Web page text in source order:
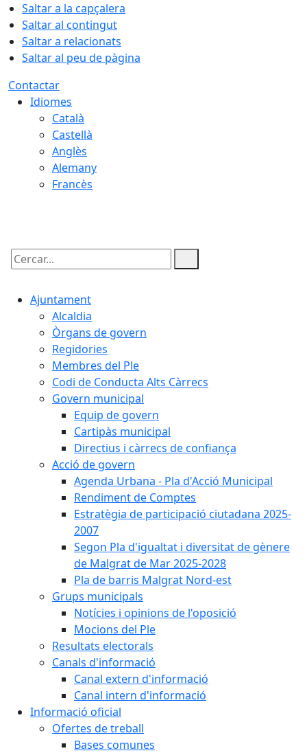
Saltar a la capçalera
Saltar al contingut
Saltar a relacionats
Saltar al peu de pàgina
Contactar
Idiomes
Català
Castellà
Anglès
Alemany
Francès
Cercar:
Ajuntament
Alcaldia
Òrgans de govern
Regidories
Membres del Ple
Codi de Conducta Alts Càrrecs
Govern municipal
Equip de govern
Cartipàs municipal
Directius i càrrecs de confiança
Acció de govern
Agenda Urbana - Pla d'Acció Municipal
Rendiment de Comptes
Estratègia de participació ciutadana 2025-
2007
Segon Pla d'igualtat i diversitat de gènere
de Malgrat de Mar 2025-2028
Pla de barris Malgrat Nord-est
Grups municipals
Notícies i opinions de l'oposició
Mocions del Ple
Resultats electorals
Canals d'informació
Canal extern d'informació
Canal intern d'informació
Informació oficial
Ofertes de treball
Bases comunes